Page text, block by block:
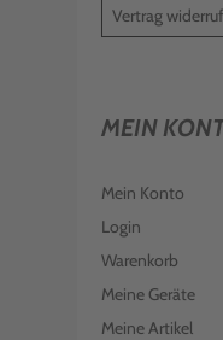
Vertrag
MEIN
Mein Konto
Login
Warenkorb
Meine Geräte
Meine Artikel